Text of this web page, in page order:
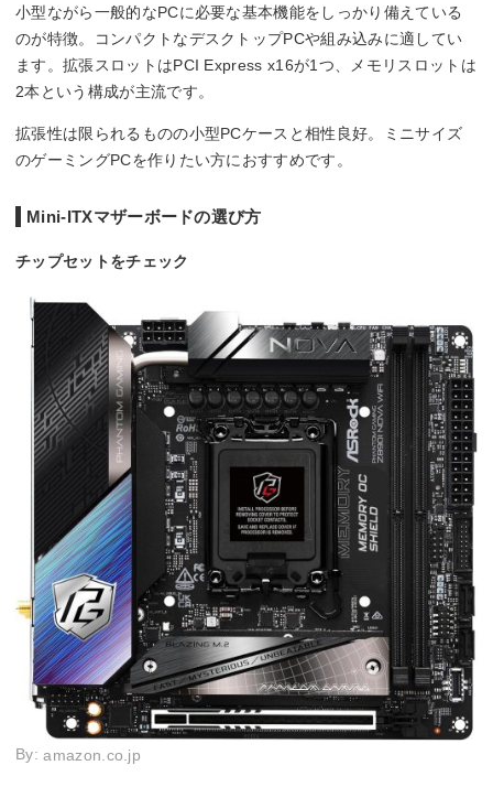
小型ながら一般的なPCに必要な基本機能をしっかり備えている
のが特徴。コンパクトなデスクトップPCや組み込みに適してい
ます。拡張スロットはPCI Express x16が1つ、メモリスロットは
2本という構成が主流です。
拡張性は限られるものの小型PCケースと相性良好。ミニサイズ
のゲーミングPCを作りたい方におすすめです。
Mini-ITXマザーボードの選び方
チップセットをチェック
By:amazon.co.jp